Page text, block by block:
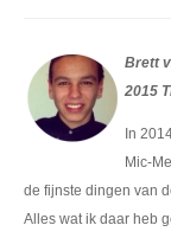
Brett
2015
In
Mic-
de fijnste dingen van
Alles wat ik daar heb